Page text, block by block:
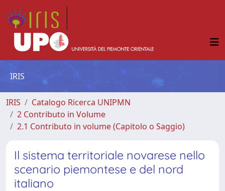
IRIS
IRIS
Catalogo Ricerca UNIPMN
2 Contributo in Volume
2.1 Contributo in volume (Capitolo o Saggio)
Il sistema territoriale novarese nello
scenario piemontese e del nord
italiano